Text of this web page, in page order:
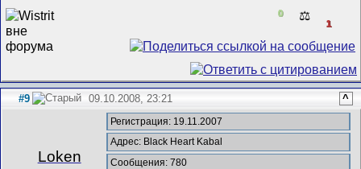
0 ⚖️
1
#9 09.10.2008, 23:21 ^
Loken
Регистрация: 19.11.2007
Адрес: Black Heart Kabal
Сообщения: 780